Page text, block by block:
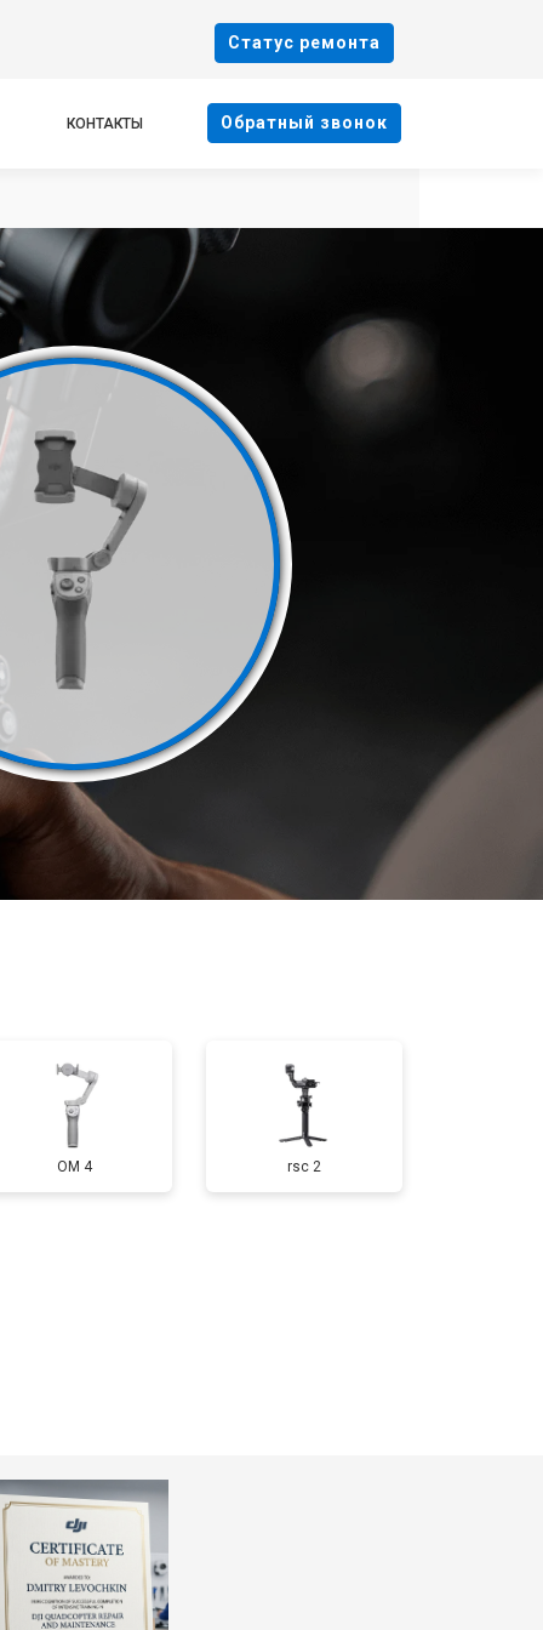
Cтатус ремонта
КОНТАКТЫ Oбратный звонок
OM 4 rsc 2